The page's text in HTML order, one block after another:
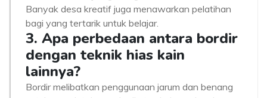
Banyak desa kreatif juga menawarkan pelatihan
bagi yang tertarik untuk belajar.
3. Apa perbedaan antara bordir
dengan teknik hias kain
lainnya?
Bordir melibatkan penggunaan jarum dan benang